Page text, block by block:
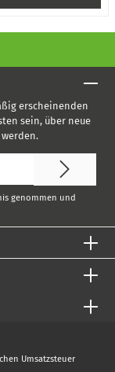
erscheinenden
sein, über neue
genommen und
Umsatzsteuer